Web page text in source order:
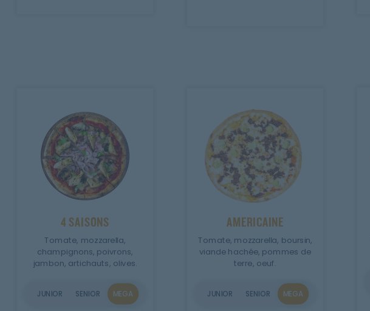
4 SAISONS
Tomate, mozzarella,
champignons, poivrons,
jambon, artichauts, olives.
JUNIOR SENIOR MEGA
AMERICAINE
Tomate, mozzarella, boursin,
viande hachée, pommes de
terre, oeuf.
JUNIOR SENIOR MEGA